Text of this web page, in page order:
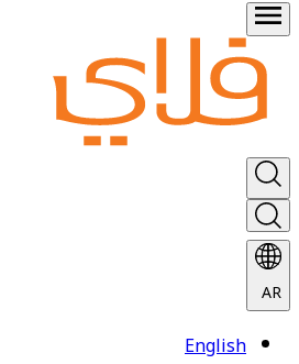
AR
English